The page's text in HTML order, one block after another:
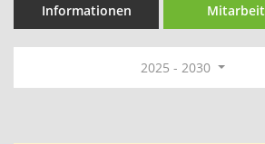
Informationen Mitarbeit
2025 - 2030